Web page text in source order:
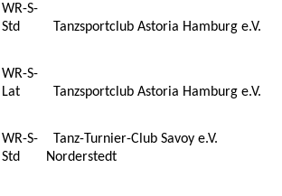
WR-S-
Std
Tanzsportclub Astoria Hamburg e.V.
WR-S-
Lat
Tanzsportclub Astoria Hamburg e.V.
WR-S-
Std
Tanz-Turnier-Club Savoy e.V.
Norderstedt